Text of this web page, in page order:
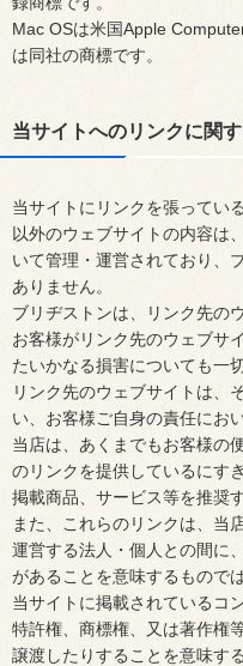
Mac OSは米国Apple
は同社の商標です。
当サイトへのリンクに関
当サイトにリンクを張ってい
以外のウェブサイトの内容は
いて管理・運営されており、
ありません。
ブリヂストンは、リンク先の
お客様がリンク先のウェブサ
たいかなる損害についても一
リンク先のウェブサイトは、
い、お客様ご自身の責任にお
当店は、あくまでもお客様の
のリンクを提供しているにす
掲載商品、サービス等を推奨
また、これらのリンクは、当
運営する法人・個人との間に
があることを意味するもので
当サイトに掲載されているコ
特許権、商標権、又は著作権
譲渡したりすることを意味す